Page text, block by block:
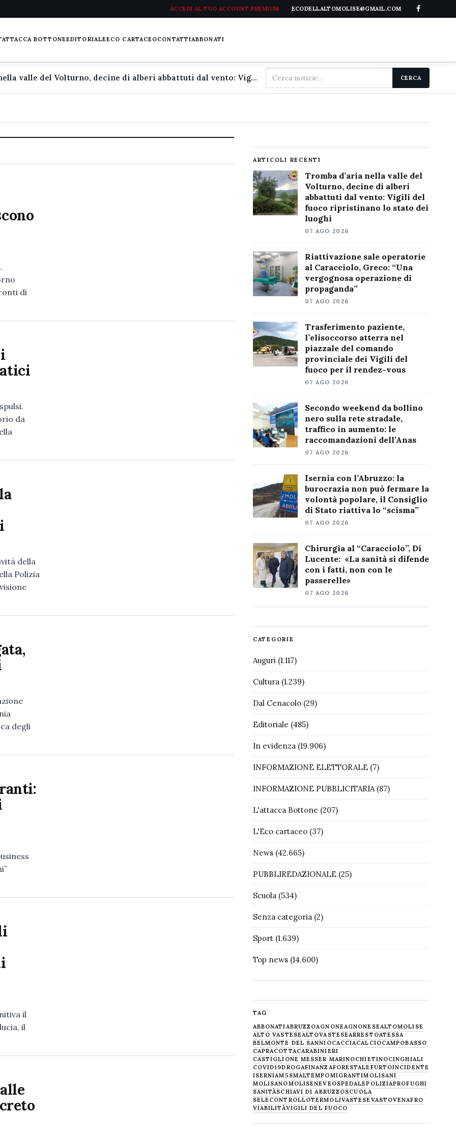
ACCEDI AL TUO ACCOUNT PREMIUM ECODELLALTOMOLISE@GMAIL.COM
BOTTONEEDITORIALEECO CARTACEOCONTATTIABBONATI
Tromba d'aria nella valle del Volturno, decine di alberi abbattuti dal vento: Vigili del fuoco ripristinano lo stato dei luoghi
Cerca
nel
CERCA
di
da
della
Polizia
degli
il
il
ARTICOLI RECENTI
Tromba d’aria nella valle del
Volturno, decine di alberi
abbattuti dal vento: Vigili del
fuoco ripristinano lo stato dei
luoghi
07 AGO 2026
Riattivazione sale operatorie
al Caracciolo, Greco: “Una
vergognosa operazione di
propaganda”
07 AGO 2026
Trasferimento paziente,
l’elisoccorso atterra nel
piazzale del comando
provinciale dei Vigili del
fuoco per il rendez-vous
07 AGO 2026
Secondo weekend da bollino
nero sulla rete stradale,
traffico in aumento: le
raccomandazioni dell’Anas
07 AGO 2026
Isernia con l’Abruzzo: la
burocrazia non può fermare la
volontà popolare, il Consiglio
di Stato riattiva lo “scisma”
07 AGO 2026
Chirurgia al “Caracciolo”, Di
Lucente: «La sanità si difende
con i fatti, non con le
passerelle»
07 AGO 2026
CATEGORIE
Auguri(1.117)
Cultura(1.239)
Dal Cenacolo(29)
Editoriale (485)
In evidenza(19.906)
INFORMAZIONE ELETTORALE(7)
INFORMAZIONE PUBBLICITARIA(87)
L'attacca Bottone (207)
L'Eco cartaceo(37)
News(42.665)
PUBBLIREDAZIONALE(25)
Scuola(534)
Senza categoria(2)
Sport(1.639)
Top news(14.600)
TAG
ABBONATIABRUZZOAGNONEAGNONESEALTOMOLISE
ALTO VASTESEALTOVASTESEARRESTOATESSA
BELMONTE DEL SANNIOCACCIACALCIOCAMPOBASSO
CAPRACOTTACARABINIERI
CASTIGLIONE MESSER MARINOCHIETINOCINGHIALI
COVID19DROGAFINANZAFORESTALE FURTOINCIDENTE
ISERNIAM5SMALTEMPOMIGRANTIMOLISANI
MOLISANOMOLISENEVE OSPEDALEPOLIZIAPROFUGHI
SANITÀSCHIAVI DI ABRUZZOSCUOLA
SELECONTROLLOTERMOLIVASTESE VASTOVENAFRO
VIABILITÀVIGILI DEL FUOCO